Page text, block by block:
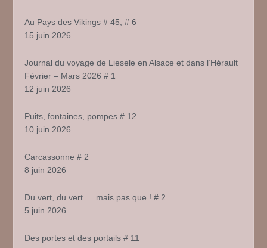
Au Pays des Vikings # 45, # 6
15 juin 2026
Journal du voyage de Liesele en Alsace et dans l’Hérault
Février – Mars 2026 # 1
12 juin 2026
Puits, fontaines, pompes # 12
10 juin 2026
Carcassonne # 2
8 juin 2026
Du vert, du vert … mais pas que ! # 2
5 juin 2026
Des portes et des portails # 11